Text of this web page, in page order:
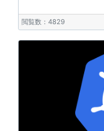
閲覧数：4829